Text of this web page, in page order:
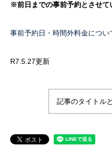
※前日までの事前予約とさせて
事前予約日・時間外料金につい
R7.5.27更新
記事のタイトル